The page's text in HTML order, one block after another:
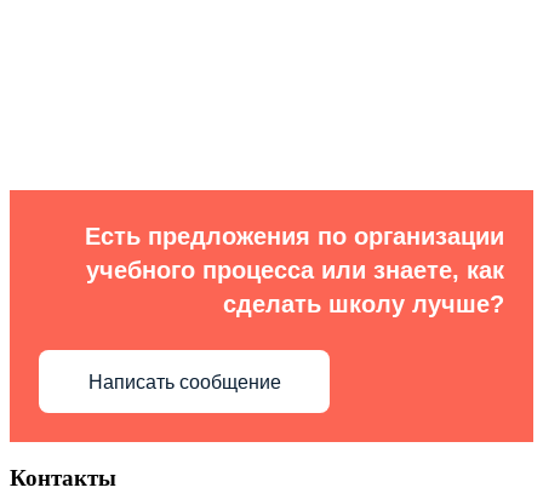
Есть предложения по организации
учебного процесса или знаете, как
сделать школу лучше?
Написать сообщение
Контакты